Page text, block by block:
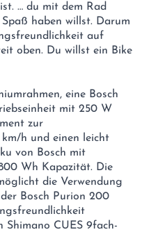
… du mit dem Rad
haben willst. Darum
auf
oben. Du willst ein Bike
eine Bosch
mit 250 W
zur
h und einen leicht
von Bosch mit
Wh Kapazität. Die
die Verwendung
Bosch Purion 200
CUES 9fach-